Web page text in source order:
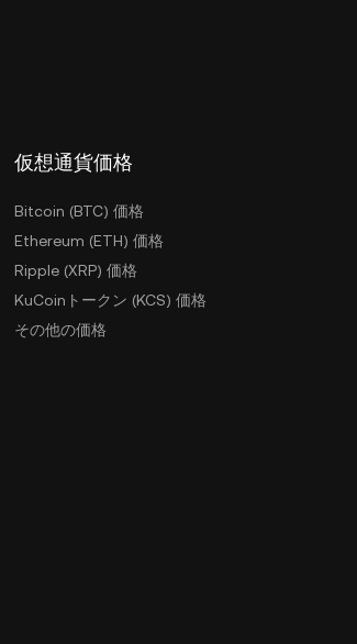
仮想通貨価格
Bitcoin (BTC) 価格
Ethereum (ETH) 価格
Ripple (XRP) 価格
KuCoinトークン (KCS) 価格
その他の価格